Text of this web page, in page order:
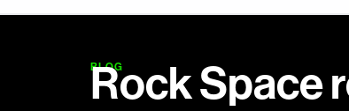
BLOG
Rock Space